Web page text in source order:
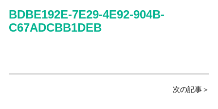
BDBE192E-7E29-4E92-904B-
C67ADCBB1DEB
次の記事＞